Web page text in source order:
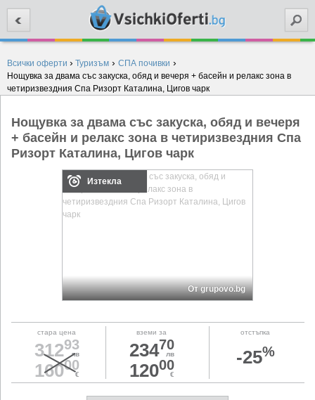
Всички оферти › Туризъм › СПА почивки ›
Нощувка за двама със закуска, обяд и вечеря + басейн и релакс зона в
четиризвездния Спа Ризорт Каталина, Цигов чарк
Нощувка за двама със закуска, обяд и вечеря
+ басейн и релакс зона в четиризвездния Спа
Ризорт Каталина, Цигов чарк
Изтекла
От grupovo.bg
стара цена
31293
лв
16000
€
вземи за
23470
лв
12000
€
отстъпка
-25%